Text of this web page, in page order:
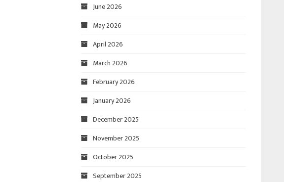
June 2026
May 2026
April 2026
March 2026
February 2026
January 2026
December 2025
November 2025
October 2025
September 2025